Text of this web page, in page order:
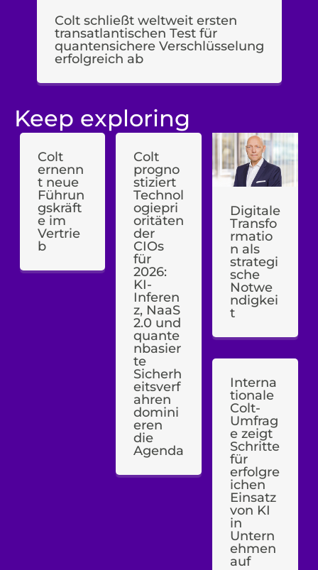
Colt schließt weltweit ersten
transatlantischen Test für
quantensichere Verschlüsselung
erfolgreich ab
Keep exploring
Colt
ernenn
t neue
Führun
gskräft
e im
Vertrie
b
Colt
progno
stiziert
Technol
ogiepri
oritäten
der
CIOs
für
2026:
KI-
Inferen
z, NaaS
2.0 und
quante
nbasier
te
Sicherh
eitsverf
ahren
domini
eren
die
Agenda
Digitale
Transfo
rmatio
n als
strategi
sche
Notwe
ndigkei
t
Interna
tionale
Colt-
Umfrag
e zeigt
Schritte
für
erfolgre
ichen
Einsatz
von KI
in
Untern
ehmen
auf